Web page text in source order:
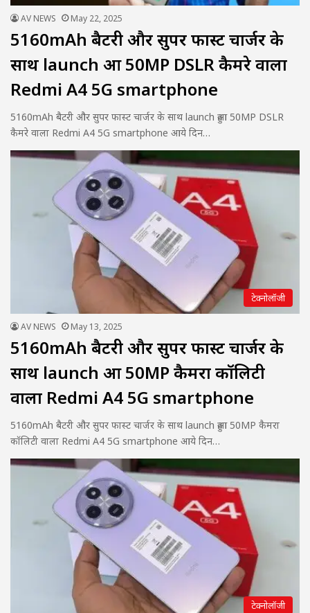
AV NEWS May 22, 2025
5160mAh बैटरी और सुपर फास्ट चार्जर के
साथ launch हुआ 50MP DSLR कैमरे वाला
Redmi A4 5G smartphone
5160mAh बैटरी और सुपर फास्ट चार्जर के साथ launch हुआ 50MP DSLR
कैमरे वाला Redmi A4 5G smartphone आये दिन…
टेक्नोलॉजी
AV NEWS May 13, 2025
5160mAh बैटरी और सुपर फास्ट चार्जर के
साथ launch हुआ 50MP कैमरा कॉलिटी
वाला Redmi A4 5G smartphone
5160mAh बैटरी और सुपर फास्ट चार्जर के साथ launch हुआ 50MP कैमरा
कॉलिटी वाला Redmi A4 5G smartphone आये दिन…
टेक्नोलॉजी